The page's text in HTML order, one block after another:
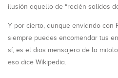
ilusión aquello de “recién salidos
Y por cierto, aunque enviando con
siempre puedes encomendar tus
sí, es el dios mensajero de la
eso dice Wikipedia.